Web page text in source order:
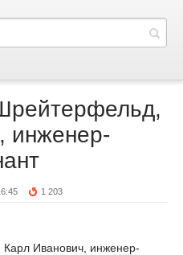
инженер-
1 203
Иванович, инженер-